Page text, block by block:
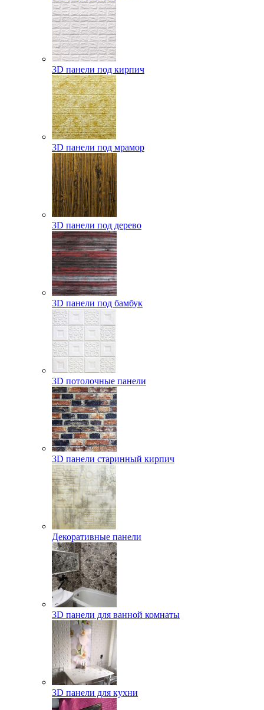
3D панели под кирпич
3D панели под мрамор
3D панели под дерево
3D панели под бамбук
3D потолочные панели
3D панели старинный кирпич
Декоративные панели
3D панели для ванной комнаты
3D панели для кухни